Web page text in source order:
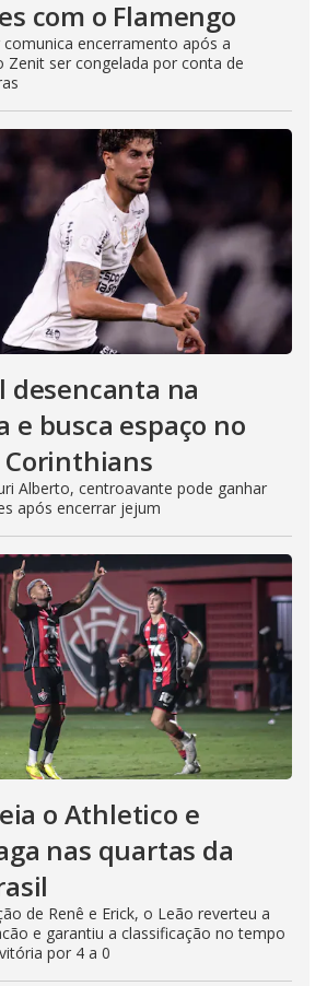
com o Flamengo
encerramento após a
Zenit ser congelada por conta de
desencanta na
e busca espaço no
Alberto, centroavante pode ganhar
após encerrar jejum
o Athletico e
nas quartas da
de Renê e Erick, o Leão reverteu a
e garantiu a classificação no tempo
por 4 a 0